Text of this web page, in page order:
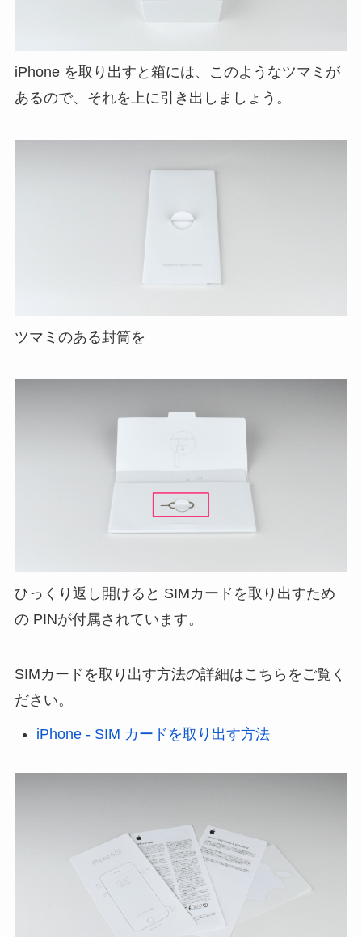
iPhone を取り出すと箱には、このようなツマミが
あるので、それを上に引き出しましょう。
ツマミのある封筒を
ひっくり返し開けると SIMカードを取り出すため
の PINが付属されています。
SIMカードを取り出す方法の詳細はこちらをご覧く
ださい。
iPhone - SIM カードを取り出す方法